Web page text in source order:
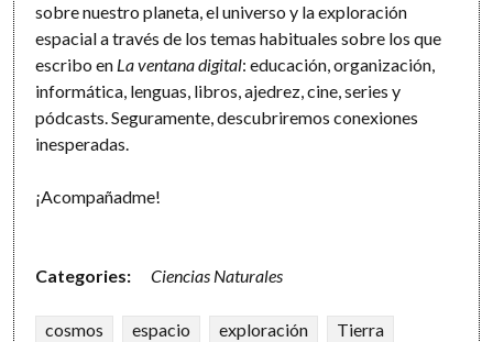
sobre nuestro planeta, el universo y la exploración
espacial a través de los temas habituales sobre los que
escribo en La ventana digital: educación, organización,
informática, lenguas, libros, ajedrez, cine, series y
pódcasts. Seguramente, descubriremos conexiones
inesperadas.
¡Acompañadme!
Categories: Ciencias Naturales
cosmos espacio exploración Tierra